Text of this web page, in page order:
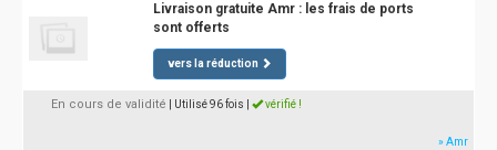
Livraison gratuite Amr : les frais de ports
sont offerts
vers la réduction
En cours de validité | Utilisé 96 fois vérifié !
» Amr